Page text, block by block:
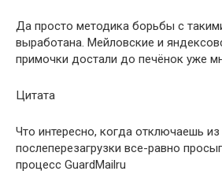
Да просто методика борьбы с
выработана. Мейловские и
примочки достали до печёнок уже
Цитата
Что интересно, когда отключаешь из
послеперезагрузки все-равно
процесс GuardMailru